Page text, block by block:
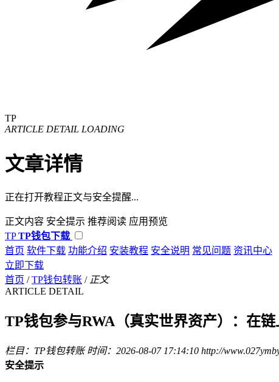
TP
ARTICLE DETAIL LOADING
文章详情
正在打开教程正文与安全提醒...
正文内容 安全提示 推荐阅读 应用预览
TP TP钱包下载
首页 软件下载 功能介绍 安装教程 安全说明 常见问题 资讯中心
立即下载
首页 / TP钱包转账 / 正文
ARTICLE DETAIL
TP钱包参与RWA（真实世界资产）：在
栏目：TP钱包转账 时间：2026-08-07 17:14:10 http://
安全提示